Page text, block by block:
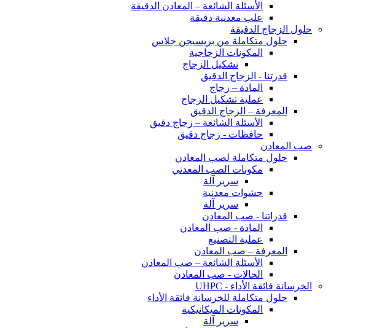
الأسئلة الشائعة – المعادن الدقيقة
علب معدنية دقيقة
حلول الزجاج الدقيقة
حلول متكاملة من بريسيجن جلاس
المكونات الزجاجية
تشكيل الزجاج
قدرتنا - الزجاج الدقيق
المادة – زجاج
عملية تشكيل الزجاج
المعرفة – الزجاج الدقيق
الأسئلة الشائعة – زجاج دقيق
حافظات - زجاج دقيق
صب المعادن
حلول متكاملة لصب المعادن
مكونات الصب المعدني
سرير آلة
حشوات معدنية
سرير آلة
قدراتنا - صب المعادن
المادة - صب المعادن
عملية التصنيع
المعرفة – صب المعادن
الأسئلة الشائعة – صب المعادن
الحالات - صب المعادن
الخرسانة فائقة الأداء - UHPC
حلول متكاملة للخرسانة فائقة الأداء
المكونات الميكانيكية
سرير آلة